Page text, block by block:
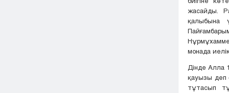
жасайды.
қалыбына
монада
Дінде Алла
қауызы деп
тұтасып